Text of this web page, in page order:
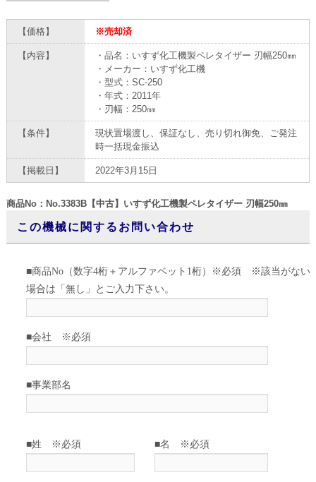
【価格】 ※売却済
【内容】
・品名：いすず化工機製ペレタイザー 刃幅250㎜
・メーカー：いすず化工機
・型式：SC-250
・年式：2011年
・刃幅：250㎜
【条件】
現状置場渡し、保証なし、売り切れ御免、ご発注
時一括現金振込
【掲載日】 2022年3月15日
商品No：No.3383B【中古】いすず化工機製ペレタイザー 刃幅250㎜
この機械に関するお問い合わせ